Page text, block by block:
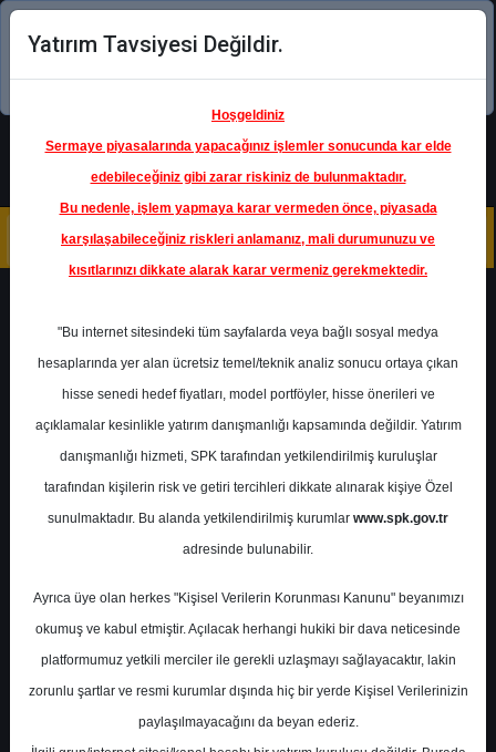
Şimdi uygulamayı indirin!
TURSG - TÜRKİYE SİGORTA
Hedef Fiyat 3.95 ₺
Getiri
%0.00
0 2
Yatırım Tavsiyesi Değildir.
Hoşgeldiniz
Sermaye piyasalarında yapacağınız işlemler sonucunda kar elde
edebileceğiniz gibi zarar riskiniz de bulunmaktadır.
Bu nedenle, işlem yapmaya karar vermeden önce, piyasada
karşılaşabileceğiniz riskleri anlamanız, mali durumunuzu ve
kısıtlarınızı dikkate alarak karar vermeniz gerekmektedir.
"Bu internet sitesindeki tüm sayfalarda veya bağlı sosyal medya
hesaplarında yer alan ücretsiz temel/teknik analiz sonucu ortaya çıkan
hisse senedi hedef fiyatları, model portföyler, hisse önerileri ve
açıklamalar kesinlikle yatırım danışmanlığı kapsamında değildir. Yatırım
danışmanlığı hizmeti, SPK tarafından yetkilendirilmiş kuruluşlar
tarafından kişilerin risk ve getiri tercihleri dikkate alınarak kişiye Özel
sunulmaktadır. Bu alanda yetkilendirilmiş kurumlar www.spk.gov.tr
adresinde bulunabilir.
Ayrıca üye olan herkes "Kişisel Verilerin Korunması Kanunu" beyanımızı
okumuş ve kabul etmiştir. Açılacak herhangi hukiki bir dava neticesinde
platformumuz yetkili merciler ile gerekli uzlaşmayı sağlayacaktır, lakin
zorunlu şartlar ve resmi kurumlar dışında hiç bir yerde Kişisel Verilerinizin
paylaşılmayacağını da beyan ederiz.